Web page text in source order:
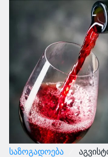
ᲡᲐᲖᲝᲒᲐᲓᲝᲔᲑᲐ